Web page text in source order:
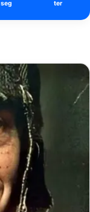
seg ter